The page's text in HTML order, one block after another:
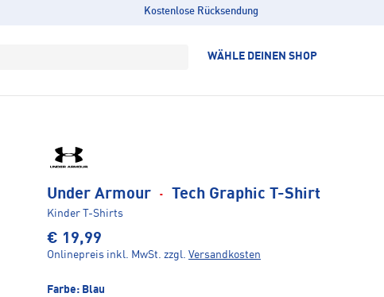
Kostenlose Rücksendung
WÄHLE DEINEN SHOP
Under Armour · Tech Graphic T-Shirt
Kinder T-Shirts
€ 19,99
Onlinepreis inkl. MwSt. zzgl. Versandkosten
Farbe: Blau